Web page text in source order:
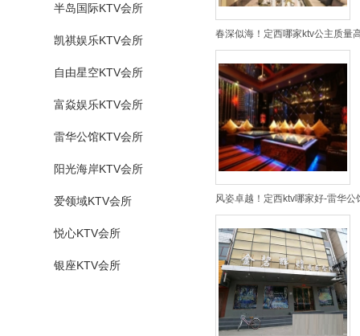
半岛国际KTV会所
凯祺娱乐KTV会所
自由星空KTV会所
富焱娱乐KTV会所
雷华公馆KTV会所
阳光海岸KTV会所
爱领域KTV会所
悦心KTV会所
银座KTV会所
春深似海！定西哪家ktv公主质量
风姿卓越！定西ktv哪家好-雷华公